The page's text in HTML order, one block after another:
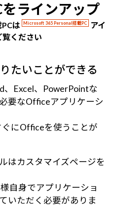
ラインアップ
は Microsoft 365 Personal搭載PC
アイ
覧ください
たいことができる
Excel、PowerPointな
要なOfficeアプリケーシ
にOfficeを使うことが
はカスタマイズページを
自身でアプリケーショ
いただく必要がありま